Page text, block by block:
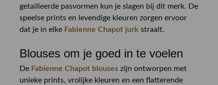
getailleerde pasvormen kun je slagen bij dit merk. De
speelse prints en levendige kleuren zorgen ervoor
dat je in elke Fabienne Chapot jurk straalt.
Blouses om je goed in te voelen
De Fabienne Chapot blouses zijn ontworpen met
unieke prints, vrolijke kleuren en een flatterende